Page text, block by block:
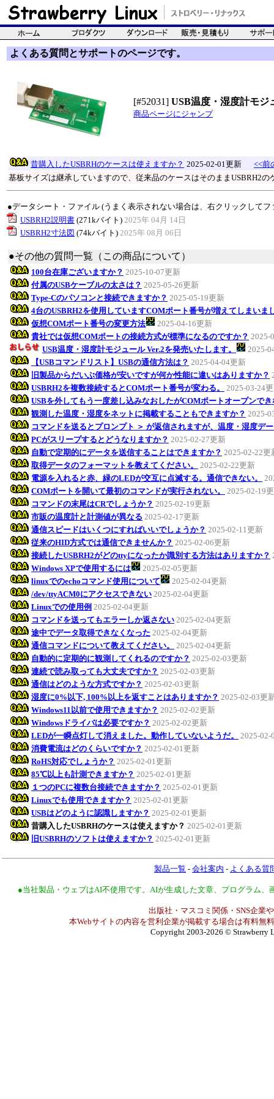
よくある質問とサポートのページです。
[#52031] USB温度・湿度計モジ
商品ページにジャンプ
昔購入したUSBRHのケースは使えますか？ 2025-02-01更新
<<前
基板サイズは継承していますので、従来品のケースはそのままUSBRH2
●データシート・ファイル (うまく表示されない場合は、右クリックして
USBRH2説明書 (271kバイト) 2025年 04月 14日
USBRH2寸法図 (74kバイト) 2025年 08月 06日
●その他の質問一覧（この商品について）
100台在庫ございますか？ 2025-10-07更新
付属のUSBケーブルの太さは？ 2025-05-26更新
Type-Cのパソコンと接続できますか？ 2025-05-19更新
4台のUSBRH2を使用していますCOMポート番号が増えてしまいま
仮想COMポート番号の変更方法
2025-04-16更新
貴社では仮想COMポートの接続方式が標準になるのですか？ 2025-
USB温度・湿度計モジュール Ver.2を発売いたします。
2025-
【USBコマンドリスト】USBの通信方法は？ 2025-04-04更新
旧製品からだいぶ価格が安いですが何か性能に違いはありますか？
USBRH2を複数接続するとCOMポート番号が変わる。
2025-03-24
USBを外してもう一度差し込みなおしたがCOMポートオープンで
観測した温度・湿度をネットに掲載することもできますか？ 2025-
コマンドを送るとプロンプト ＞ が返信されますが、温度・湿度デ
PCがスリープするとどうなりますか？ 2025-02-27更新
自動で定期的にデータを送信することはできますか？ 2025-02-22更
取得データのフォーマットを教えてください。
2025-02-22更新
電源を入れると赤、緑のLEDが交互に点滅する。通信できない。
COMポートを開いて最初のコマンドが実行されない。
2025-02-19
コマンドの末尾はCRでしょうか？ 2025-02-19更新
市販の温度計と計測値が異なる 2025-02-17更新
通信スピードはいくつにすればいいでしょうか？ 2025-02-11更新
従来のHID方式では通信できませんか？ 2025-02-06更新
接続したUSBRH2がどのttyになったか識別する方法はありますか？
Windows XPで使用するには
2025-02-05更新
linuxでのechoコマンド使用について
2025-02-04更新
/dev/ttyACM0にアクセスできない 2025-02-04更新
Linuxでの使用例 2025-02-04更新
コマンドを送ってもエラーしか返さない 2025-02-04更新
途中でデータ取得できなくなった 2025-02-04更新
通信コマンドについて教えてください。
2025-02-04更新
自動的に定期的に観測してくれるのですか？ 2025-02-03更新
連続で読み取っても大丈夫ですか？ 2025-02-03更新
通信はどのような方式ですか？ 2025-02-03更新
湿度に0%以下, 100%以上を返すことはありますか？ 2025-02-03更
Windows11以前で使用できますか？ 2025-02-02更新
Windowsドライバは必要ですか？ 2025-02-02更新
LEDが一瞬点灯して消えました。動作していないようだ。
2025-02-
消費電流はどのくらいですか？ 2025-02-01更新
RoHS対応でしょうか？ 2025-02-01更新
85℃以上も計測できますか？ 2025-02-01更新
１つのPCに複数台接続できますか？ 2025-02-01更新
Linuxでも使用できますか？ 2025-02-01更新
USBはどのように認識しますか？ 2025-02-01更新
昔購入したUSBRHのケースは使えますか？ 2025-02-01更新
旧USBRHのソフトは使えますか？ 2025-02-01更新
製品一覧 - 会社案内 - よくある質
●当社製品・ウェブはAI不使用です。AIが生成した文章、プログラム
出版社・マスコミ関係・SNS企業
本Webサイトの内容を営利企業が掲載する場合は有料無
Copyright 2003-2026 © Strawberry